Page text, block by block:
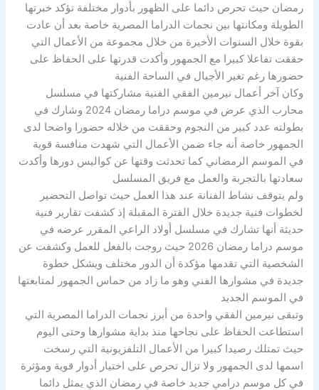
رمضان حيث تحرص دائما على الظهور بأدوار مختلفة تؤكد خبرتها
الطويلة ومكانتها بين نجمات الدراما المصرية خاصة بعد أن عادت
بقوة خلال السنوات الأخيرة من خلال مجموعة من الأعمال التي
حققت تفاعلا كبيرا مع الجمهور وأكدت قدرتها على الحفاظ على
حضورها رغم تغير الأجيال في الساحة الفنية
وكان آخر أعمال نيرمين الفقي الفنية مشاركتها في مسلسل
محارب الذي عرض في موسم دراما رمضان 2024 وشارك في
بطولته عدد كبير من النجوم وحققت من خلاله حضورا واضحا لدى
الجمهور خاصة أنه جاء ضمن الأعمال التي شهدت منافسة قوية
في الموسم الرمضاني كما تحدثت وقتها عن كواليس دورها وأكدت
سعادتها بالتجربة والعمل مع فريق المسلسل
ولم يتوقف نشاط الفنانة عند هذا العمل حيث تواصل التحضير
لخطوات فنية جديدة خلال الفترة المقبلة إذ كشفت تقارير فنية
حديثة أنها تشارك في مسلسل أولاد الراعي المقرر عرضه في
موسم دراما رمضان 2026 حيث روجت بالفعل للعمل وكشفت عن
الشخصية التي تقدمها مؤكدة أن الدور مختلف ويشكل خطوة
جديدة في مشوارها الفني وهو ما زاد من حماس الجمهور لمتابعتها
في الموسم الجديد
وتبقى نيرمين الفقي واحدة من أبرز نجمات الدراما المصرية التي
استطاعت الحفاظ على نجاحها منذ بداية مشوارها وحتى اليوم
حيث تمتلك رصيدا كبيرا من الأعمال التلفزيونية التي رسخت
اسمها لدى الجمهور ولا تزال تحرص على اختيار أدوار قوية ومؤثرة
في كل موسم درامي جديد خاصة في رمضان الذي يمثل دائما